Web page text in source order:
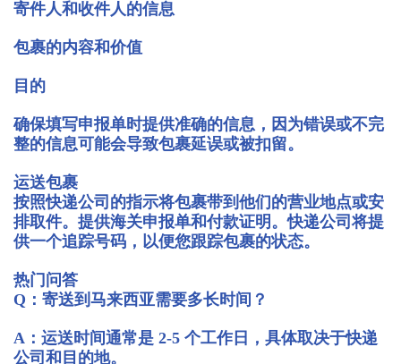
寄件人和收件人的信息
包裹的内容和价值
目的
确保填写申报单时提供准确的信息，因为错误或不完
整的信息可能会导致包裹延误或被扣留。
运送包裹
按照快递公司的指示将包裹带到他们的营业地点或安
排取件。提供海关申报单和付款证明。快递公司将提
供一个追踪号码，以便您跟踪包裹的状态。
热门问答
Q：寄送到马来西亚需要多长时间？
A：运送时间通常是 2-5 个工作日，具体取决于快递
公司和目的地。